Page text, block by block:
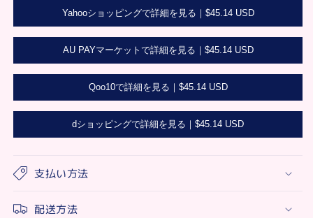
レ
ー
ヒ
ト
ラ
ア
ロ
ト
レ
ー
ヒ
ー
ト
ブ
ラ
Yahooショッピングで詳細を見る｜ $45.14 USD
AU PAYマーケットで詳細を見る｜ $45.14 USD
Qoo10で詳細を見る｜ $45.14 USD
dショッピングで詳細を見る｜ $45.14 USD
支払い方法
配送方法